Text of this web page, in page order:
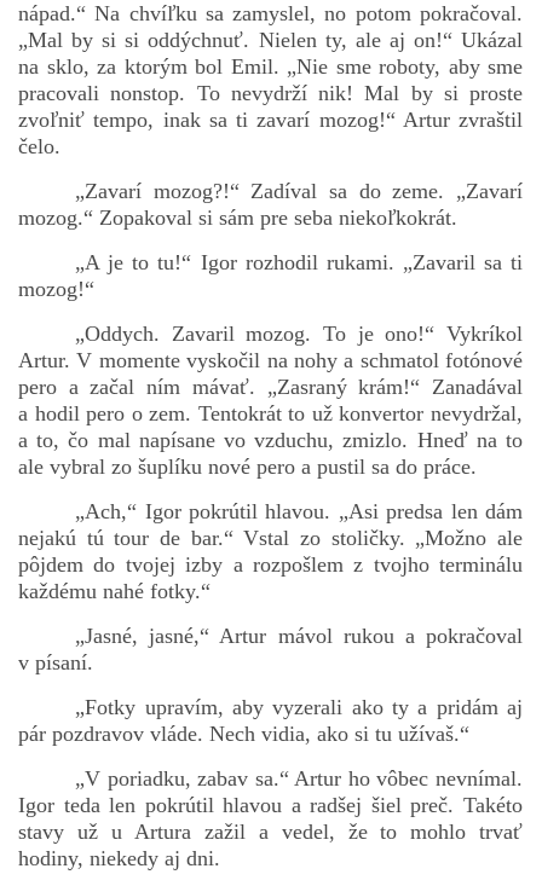
nápad.“ Na chvíľku sa zamyslel, no potom pokračoval.
„Mal by si si oddýchnuť. Nielen ty, ale aj on!“ Ukázal
na sklo, za ktorým bol Emil. „Nie sme roboty, aby sme
pracovali nonstop. To nevydrží nik! Mal by si proste
zvoľniť tempo, inak sa ti zavarí mozog!“ Artur zvraštil
čelo.
„Zavarí mozog?!“ Zadíval sa do zeme. „Zavarí
mozog.“ Zopakoval si sám pre seba niekoľkokrát.
„A je to tu!“ Igor rozhodil rukami. „Zavaril sa ti
mozog!“
„Oddych. Zavaril mozog. To je ono!“ Vykríkol
Artur. V momente vyskočil na nohy a schmatol fotónové
pero a začal ním mávať. „Zasraný krám!“ Zanadával
a hodil pero o zem. Tentokrát to už konvertor nevydržal,
a to, čo mal napísane vo vzduchu, zmizlo. Hneď na to
ale vybral zo šuplíku nové pero a pustil sa do práce.
„Ach,“ Igor pokrútil hlavou. „Asi predsa len dám
nejakú tú tour de bar.“ Vstal zo stoličky. „Možno ale
pôjdem do tvojej izby a rozpošlem z tvojho terminálu
každému nahé fotky.“
„Jasné, jasné,“ Artur mávol rukou a pokračoval
v písaní.
„Fotky upravím, aby vyzerali ako ty a pridám aj
pár pozdravov vláde. Nech vidia, ako si tu užívaš.“
„V poriadku, zabav sa.“ Artur ho vôbec nevnímal.
Igor teda len pokrútil hlavou a radšej šiel preč. Takéto
stavy už u Artura zažil a vedel, že to mohlo trvať
hodiny, niekedy aj dni.